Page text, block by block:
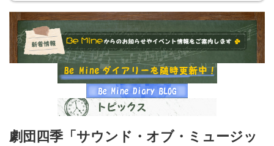
劇団四季「サウンド・オブ・ミュージッ